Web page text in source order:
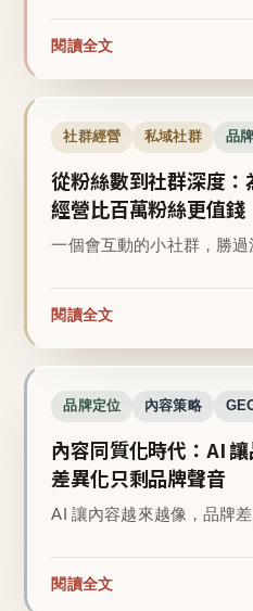
閱讀全文
社群經營 私域社群 品
從粉絲數到社群深度
經營比百萬粉絲更值錢
一個會互動的小社群，勝過
閱讀全文
品牌定位 內容策略
內容同質化時代：AI
差異化只剩品牌聲音
AI 讓內容越來越像，品牌
閱讀全文